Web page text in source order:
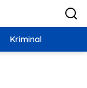
Kriminal